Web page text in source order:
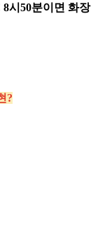
시50분이면 화장
?